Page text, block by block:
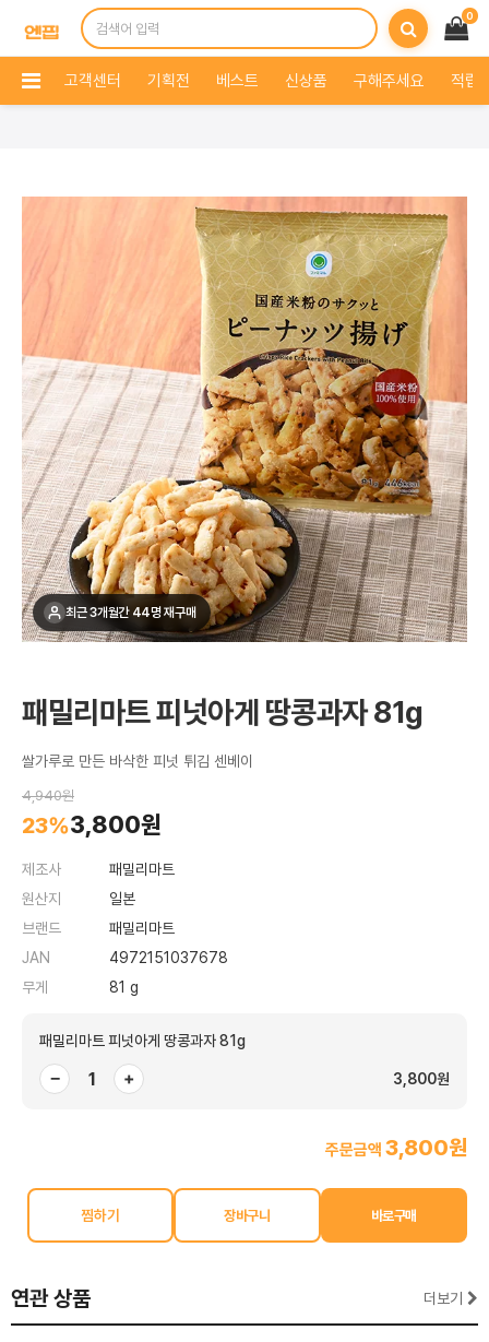
0
고객센터 기획전 베스트 신상품 구해주세요 적립
최근 3개월간 44명 재구매
패밀리마트 피넛아게 땅콩과자 81g
쌀가루로 만든 바삭한 피넛 튀김 센베이
4,940원
23%3,800원
제조사
패밀리마트
원산지
일본
브랜드
패밀리마트
JAN
4972151037678
무게
81 g
패밀리마트 피넛아게 땅콩과자 81g
− + 3,800원
주문금액 3,800원
찜하기
연관 상품 더보기